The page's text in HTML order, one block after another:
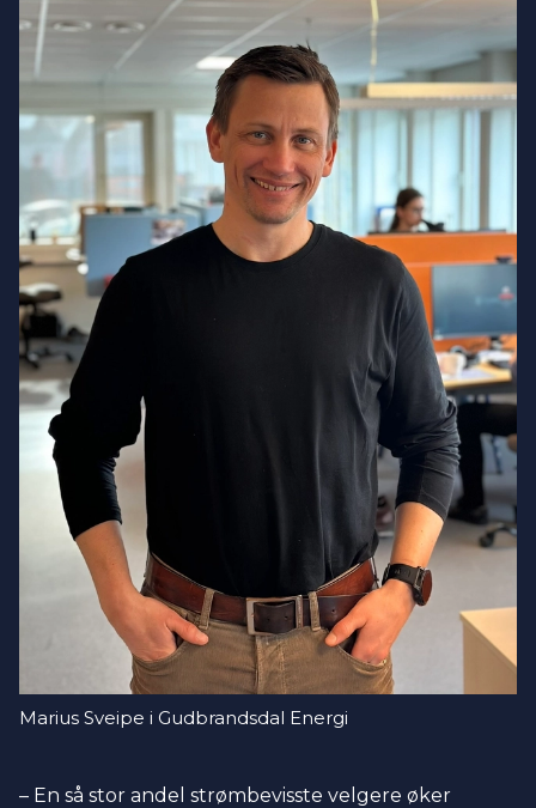
Marius Sveipe i Gudbrandsdal Energi
– En så stor andel strømbevisste velgere øker